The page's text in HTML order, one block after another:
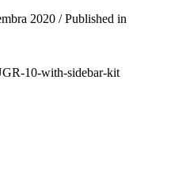
2020 /Published in
10-with-sidebar-kit